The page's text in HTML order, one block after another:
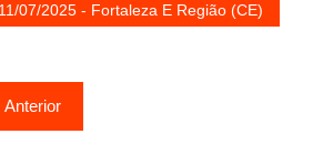
11/07/2025 - Fortaleza E Região (CE)
Anterior